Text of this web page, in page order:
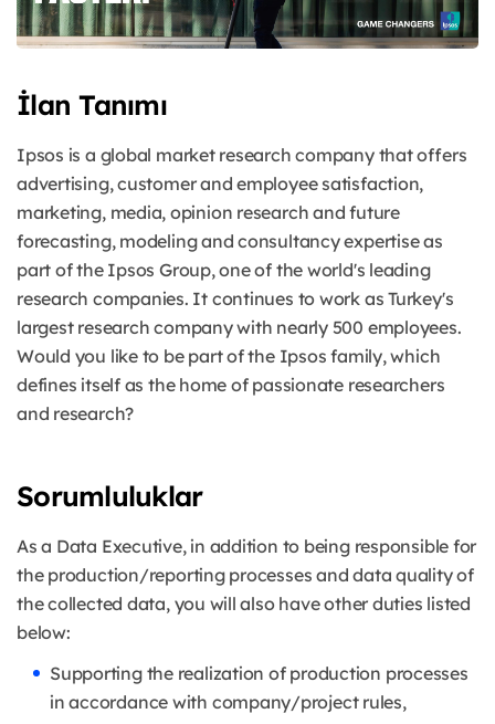
İlan Tanımı
Ipsos is a global market research company that offers
advertising, customer and employee satisfaction,
marketing, media, opinion research and future
forecasting, modeling and consultancy expertise as
part of the Ipsos Group, one of the world's leading
research companies. It continues to work as Turkey's
largest research company with nearly 500 employees.
Would you like to be part of the Ipsos family, which
defines itself as the home of passionate researchers
and research?
Sorumluluklar
As a Data Executive, in addition to being responsible for
the production/reporting processes and data quality of
the collected data, you will also have other duties listed
below:
Supporting the realization of production processes
in accordance with company/project rules,